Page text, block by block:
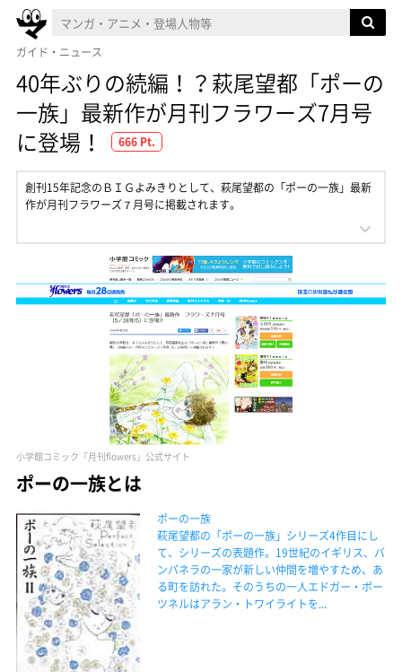
ガイド・ニュース
40年ぶりの続編！？萩尾望都「ポーの
一族」最新作が月刊フラワーズ7月号
に登場！
666 Pt.
創刊15年記念のＢＩＧよみきりとして、萩尾望都の「ポーの一族」最新
作が月刊フラワーズ７月号に掲載されます。
小学館コミック「月刊flowers」公式サイト
ポーの一族とは
ポーの一族
萩尾望都の「ポーの一族」シリーズ4作目にし
て、シリーズの表題作。19世紀のイギリス、バ
ンパネラの一家が新しい仲間を増やすため、あ
る町を訪れた。そのうちの一人エドガー・ポー
ツネルはアラン・トワイライトを...